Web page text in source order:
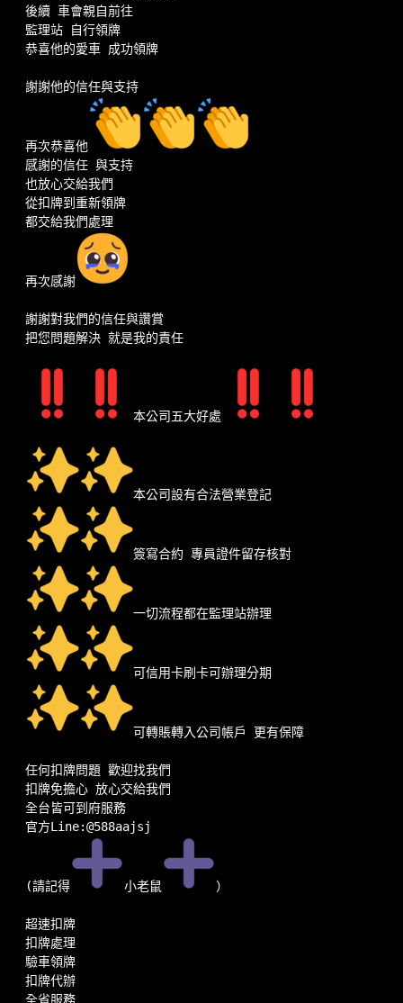
後續 車會親自前往
監理站 自行領牌
恭喜他的愛車 成功領牌
謝謝他的信任與支持
再次恭喜他
感謝的信任 與支持
也放心交給我們
從扣牌到重新領牌
都交給我們處理
再次感謝
謝謝對我們的信任與讚賞
把您問題解決 就是我的責任
本公司五大好處
本公司設有合法營業登記
簽寫合約 專員證件留存核對
一切流程都在監理站辦理
可信用卡刷卡可辦理分期
可轉賬轉入公司帳戶 更有保障
任何扣牌問題 歡迎找我們
扣牌免擔心 放心交給我們
全台皆可到府服務
官方Line:@588aajsj
(請記得 小老鼠 ）
超速扣牌
扣牌處理
驗車領牌
扣牌代辦
全省服務